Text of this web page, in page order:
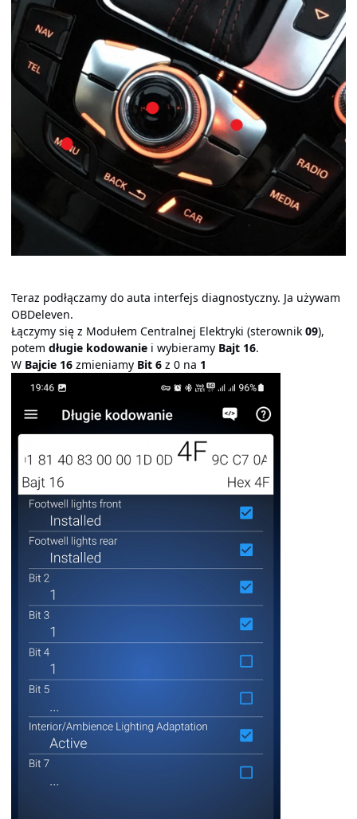
Teraz podłączamy do auta interfejs diagnostyczny. Ja używam
OBDeleven.
Łączymy się z Modułem Centralnej Elektryki (sterownik 09),
potem długie kodowanie i wybieramy Bajt 16.
W Bajcie 16 zmieniamy Bit 6 z 0 na 1